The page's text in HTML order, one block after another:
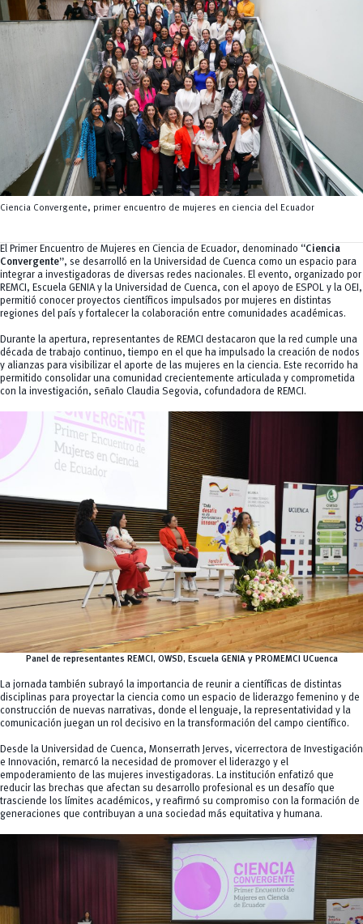
y Agropecuarias
MOVERU
Posgrados
Radio Universitaria
Sostenibilidad
Vinculación
Ciencia Convergente, primer encuentro de mujeres en ciencia del Ecuador
El Primer Encuentro de Mujeres en Ciencia de Ecuador, denominado “Ciencia
Convergente”, se desarrolló en la Universidad de Cuenca como un espacio para
integrar a investigadoras de diversas redes nacionales. El evento, organizado por
REMCI, Escuela GENIA y la Universidad de Cuenca, con el apoyo de ESPOL y la OEI,
permitió conocer proyectos científicos impulsados por mujeres en distintas
regiones del país y fortalecer la colaboración entre comunidades académicas.
Durante la apertura, representantes de REMCI destacaron que la red cumple una
década de trabajo continuo, tiempo en el que ha impulsado la creación de nodos
y alianzas para visibilizar el aporte de las mujeres en la ciencia. Este recorrido ha
permitido consolidar una comunidad crecientemente articulada y comprometida
con la investigación, señalo Claudia Segovia, cofundadora de REMCI.
Panel de representantes REMCI, OWSD, Escuela GENIA y PROMEMCI UCuenca
La jornada también subrayó la importancia de reunir a científicas de distintas
disciplinas para proyectar la ciencia como un espacio de liderazgo femenino y de
construcción de nuevas narrativas, donde el lenguaje, la representatividad y la
comunicación juegan un rol decisivo en la transformación del campo científico.
Desde la Universidad de Cuenca, Monserrath Jerves, vicerrectora de Investigación
e Innovación, remarcó la necesidad de promover el liderazgo y el
empoderamiento de las mujeres investigadoras. La institución enfatizó que
reducir las brechas que afectan su desarrollo profesional es un desafío que
trasciende los límites académicos, y reafirmó su compromiso con la formación de
generaciones que contribuyan a una sociedad más equitativa y humana.